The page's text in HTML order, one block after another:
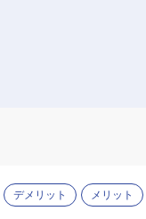
デメリット メリット